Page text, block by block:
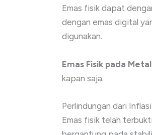
Emas fisik dapat
dengan emas digital
digunakan.
Emas Fisik pada
kapan saja.
Perlindungan dari
Emas fisik telah